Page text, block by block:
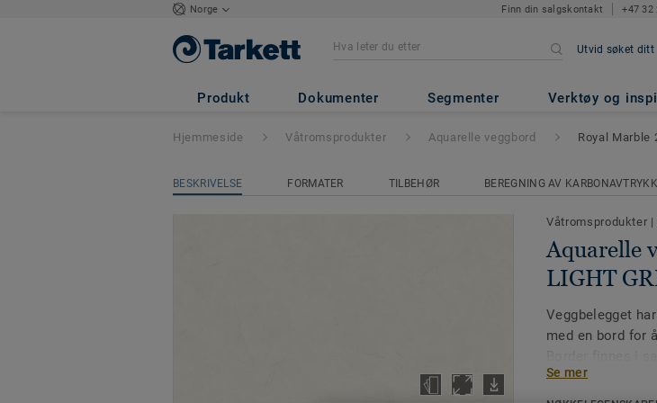
Norge Finn din salgskontakt +47 32
Utvid søket ditt
Produkt Dokumenter Segmenter Verktøy og
Aquarelle veggbord - Royal Marble 2
Hjemmeside Våtromsprodukter Aquarelle veggbord Royal Marble
BESKRIVELSE FORMATER TILBEHØR BEREGNING AV KARBONAVTRYKK
Våtromsprodukter |
Aquarelle
LIGHT
Veggbelegget
med en bord for
farge som
Se mer